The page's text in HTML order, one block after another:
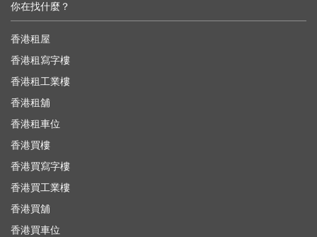
你在找什麼？
香港租屋
香港租寫字樓
香港租工業樓
香港租舖
香港租車位
香港買樓
香港買寫字樓
香港買工業樓
香港買舖
香港買車位